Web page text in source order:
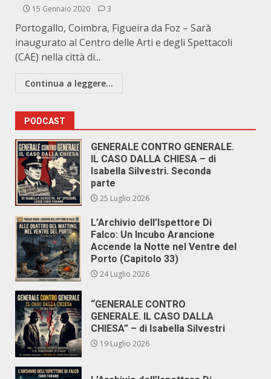
15 Gennaio 2020 3
Portogallo, Coimbra, Figueira da Foz – Sarà
inaugurato al Centro delle Arti e degli Spettacoli
(CAE) nella città di...
Continua a leggere...
PODCAST
GENERALE CONTRO GENERALE.
IL CASO DALLA CHIESA – di
Isabella Silvestri. Seconda
parte
25 Luglio 2026
L’Archivio dell’Ispettore Di
Falco: Un Incubo Arancione
Accende la Notte nel Ventre del
Porto (Capitolo 33)
24 Luglio 2026
“GENERALE CONTRO
GENERALE. IL CASO DALLA
CHIESA” – di Isabella Silvestri
19 Luglio 2026